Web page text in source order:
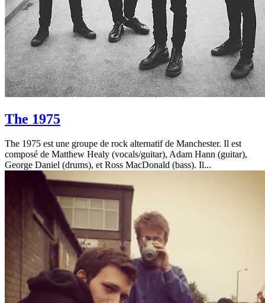
The 1975
The 1975 est une groupe de rock alternatif de Manchester. Il est
composé de Matthew Healy (vocals/guitar), Adam Hann (guitar),
George Daniel (drums), et Ross MacDonald (bass). Il...